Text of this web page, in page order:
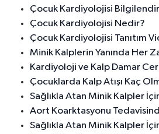
Çocuk Kardiyolojisi
Çocuk Kardiyolojisi Nedir?
Çocuk Kardiyolojisi Tanıtım
Minik Kalplerin Yanında Her
Kardiyoloji ve Kalp Damar
Çocuklarda Kalp Atışı Kaç
Sağlıkla Atan Minik Kalpler
Aort Koarktasyonu
Sağlıkla Atan Minik Kalpler